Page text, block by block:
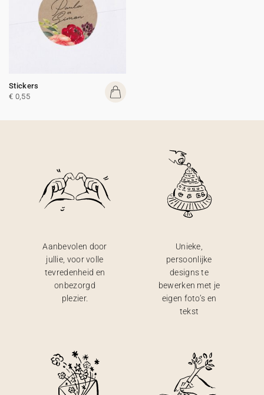
Stickers
€ 0,55
Aanbevolen door
jullie, voor volle
tevredenheid en
onbezorgd
plezier.
Unieke,
persoonlijke
designs te
bewerken met je
eigen foto’s en
tekst